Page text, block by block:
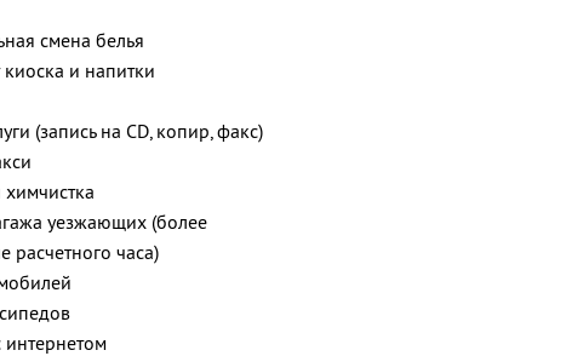
смена белья
и напитки
(запись на CD, копир, факс)
уезжающих (более
расчетного часа)